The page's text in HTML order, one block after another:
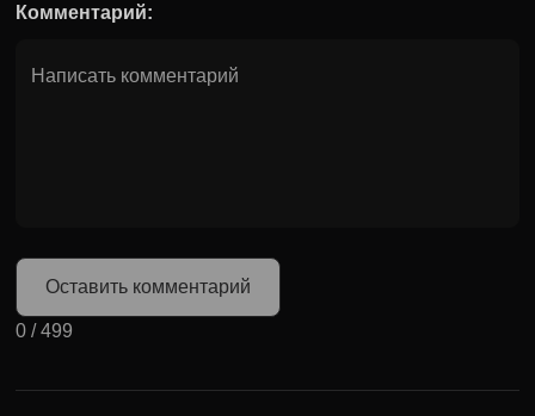
Комментарий:
Оставить комментарий
0 /499